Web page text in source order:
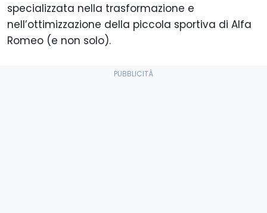
specializzata nella trasformazione e
nell’ottimizzazione della piccola sportiva di Alfa
Romeo (e non solo).